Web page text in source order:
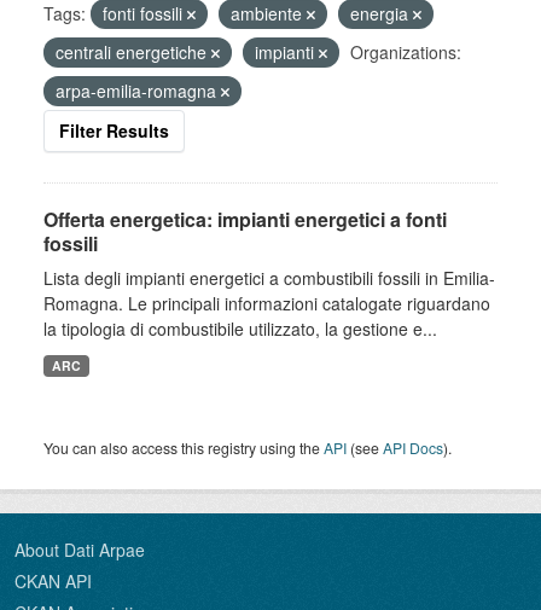
Tags: fonti fossili ambiente
energia
centrali energetiche
impianti
Organizations:
arpa-emilia-romagna
Filter Results
Offerta energetica: impianti energetici a fonti
fossili
Lista degli impianti energetici a combustibili fossili in Emilia-
Romagna. Le principali informazioni catalogate riguardano
la tipologia di combustibile utilizzato, la gestione e...
ARC
You can also access this registry using theAPI (seeAPI Docs).
About Dati Arpae
CKAN API